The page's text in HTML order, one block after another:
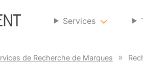
Services
de Recherche de Marques